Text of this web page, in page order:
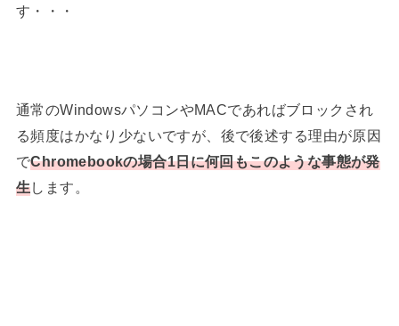
す・・・
通常のWindowsパソコンやMACであればブロックされ
る頻度はかなり少ないですが、後で後述する理由が原因
でChromebookの場合1日に何回もこのような事態が発
生します。